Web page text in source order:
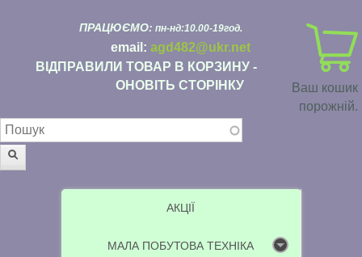
Ваш кошик
порожній.
ПРАЦЮЄМО: пн-нд:10.00-19год.
email: agd482@ukr.net
ВІДПРАВИЛИ ТОВАР В КОРЗИНУ -
ОНОВІТЬ СТОРІНКУ
Пошукова форма
АКЦІЇ
МАЛА ПОБУТОВА ТЕХНІКА